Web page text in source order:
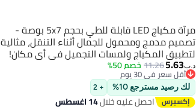
مرآة مكياج LED قابلة للطي بحجم 5x7 بوصة -
تصميم مدمج ومحمول للجمال أثناء التنقل، مثالية
لتطبيق المكياج ولمسات التجميل في أي مكان!
د.ب‏5.63
11.26خصم 50%
أقل سعر في 30 يوم
أقل سعر في 30 يوم
لك رصيد مسترجع 10% + 2
احصل عليه خلال14 اغسطس